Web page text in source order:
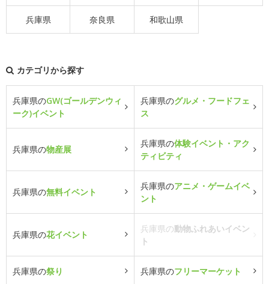
兵庫県 奈良県 和歌山県
カテゴリから探す
兵庫県のGW(ゴールデンウィ
ーク)イベント
兵庫県のグルメ・フードフェ
ス
兵庫県の物産展
兵庫県の体験イベント・アク
ティビティ
兵庫県の無料イベント
兵庫県のアニメ・ゲームイベ
ント
兵庫県の花イベント
兵庫県の動物ふれあいイベン
ト
兵庫県の祭り 兵庫県のフリーマーケット